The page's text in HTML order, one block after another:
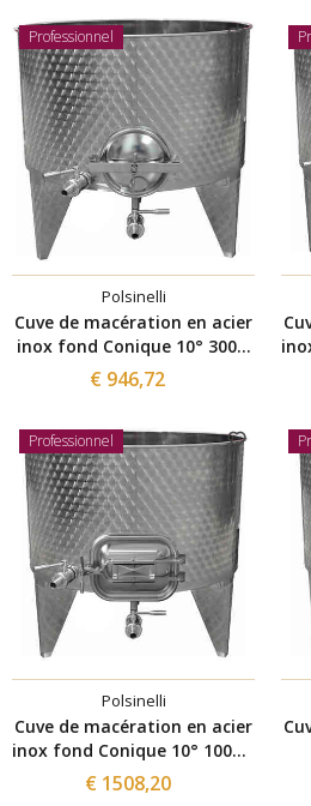
Professionnel
Polsinelli
Cuve de macération en acier
inox fond Conique 10° 300 L
avec trappe de vidange Ø
300
€ 946,72
Professionnel
Polsinelli
Cuve de macération en acier
inox fond Conique 10° 1000 L
avec trappe de vidange
420x320
€ 1508,20